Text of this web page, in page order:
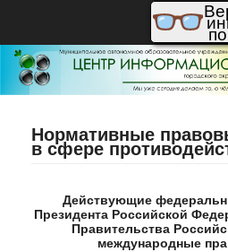
Нормативные
в сфере
Действующие
Президента Российской
Правительства
международные